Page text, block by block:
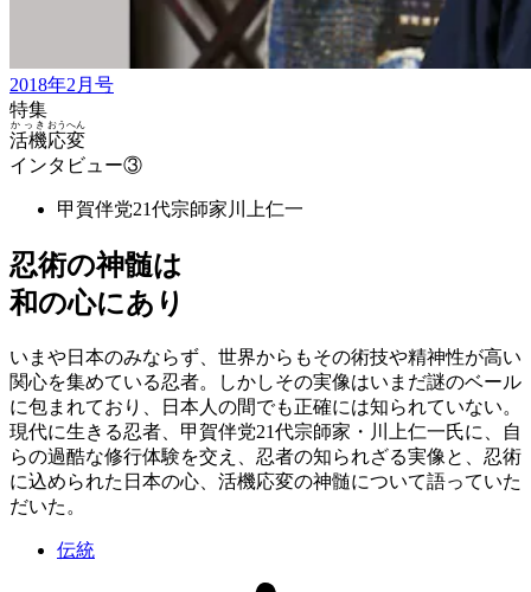
2018年2月号
特集
活機
かっき
応変
おうへん
インタビュー③
甲賀伴党21代宗師家 川上仁一
忍術の神髄は
和の心にあり
いまや日本のみならず、世界からもその術技や精神性が高い
関心を集めている忍者。しかしその実像はいまだ謎のベール
に包まれており、日本人の間でも正確には知られていない。
現代に生きる忍者、甲賀伴党21代宗師家・川上仁一氏に、自
らの過酷な修行体験を交え、忍者の知られざる実像と、忍術
に込められた日本の心、活機応変の神髄について語っていた
だいた。
伝統